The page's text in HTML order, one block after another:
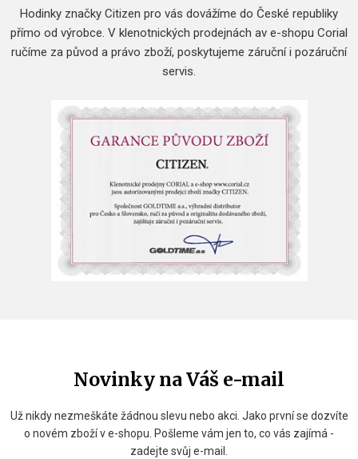
Hodinky značky Citizen pro vás dovážíme do České republiky
přímo od výrobce. V klenotnických prodejnách av e-shopu Corial
ručíme za původ a právo zboží, poskytujeme záruční i pozáruční
servis.
Novinky na Váš e-mail
Už nikdy nezmeškáte žádnou slevu nebo akci. Jako první se dozvíte
o novém zboží v e-shopu. Pošleme vám jen to, co vás zajímá -
zadejte svůj e-mail.